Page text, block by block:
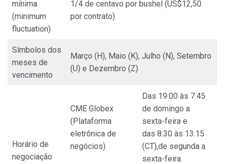
mínima
(minimum
fluctuation)
1/4 de centavo por bushel (US$12,50
por contrato)
Símbolos dos
meses de
vencimento
Março (H), Maio (K), Julho (N), Setembro
(U) e Dezembro (Z)
Horário de
negociação
CME Globex
(Plataforma
eletrônica de
negócios)
Das 19:00 às 7:45
de domingo a
sexta-feira e
das 8:30 às 13:15
(CT),de segunda a
sexta-feira.